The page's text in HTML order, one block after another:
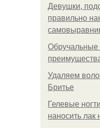
Девушки,
правильно
Обручальные
Удаляем
Бритье
Гелевые
наносить лак